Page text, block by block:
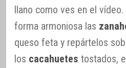
llano como ves en el
forma armoniosa las
queso feta y repártelos
los cacahuetes tostados,